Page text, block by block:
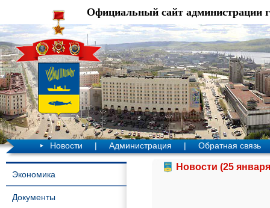
Официальный сайт администрации
Новости | Администрация | Обратная связь
Экономика
Документы
Новости (25